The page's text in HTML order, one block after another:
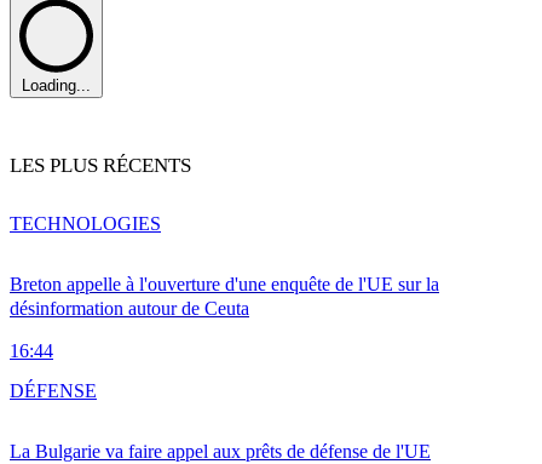
Loading...
LES PLUS RÉCENTS
Breton appelle à l'ouverture d'une enquête de l'UE sur la
désinformation autour de Ceuta
16:44
TECHNOLOGIES
La Bulgarie va faire appel aux prêts de défense de l'UE
DÉFENSE